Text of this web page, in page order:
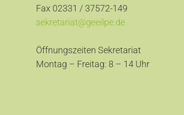
Fax 02331 / 37572-149
sekretariat@geeilpe.de
Öffnungszeiten Sekretariat
Montag – Freitag: 8 – 14 Uhr